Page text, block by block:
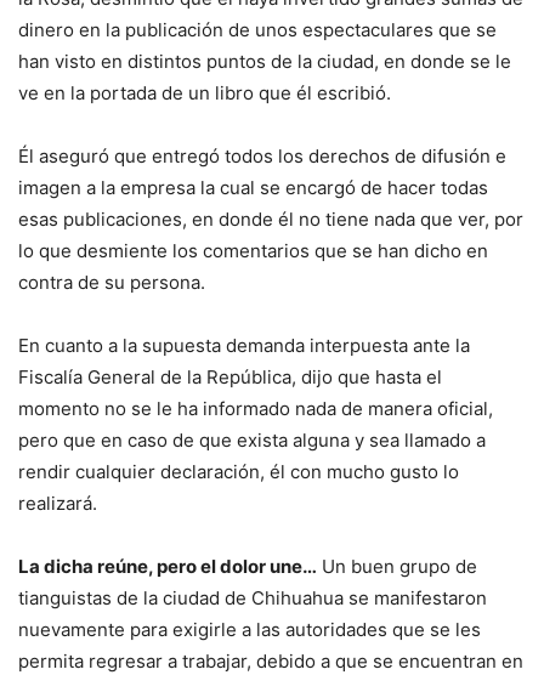
dinero en la publicación de unos espectaculares que se
han visto en distintos puntos de la ciudad, en donde se le
ve en la portada de un libro que él escribió.
Él aseguró que entregó todos los derechos de difusión e
imagen a la empresa la cual se encargó de hacer todas
esas publicaciones, en donde él no tiene nada que ver, por
lo que desmiente los comentarios que se han dicho en
contra de su persona.
En cuanto a la supuesta demanda interpuesta ante la
Fiscalía General de la República, dijo que hasta el
momento no se le ha informado nada de manera oficial,
pero que en caso de que exista alguna y sea llamado a
rendir cualquier declaración, él con mucho gusto lo
realizará.
La dicha reúne, pero el dolor une… Un buen grupo de
tianguistas de la ciudad de Chihuahua se manifestaron
nuevamente para exigirle a las autoridades que se les
permita regresar a trabajar, debido a que se encuentran en